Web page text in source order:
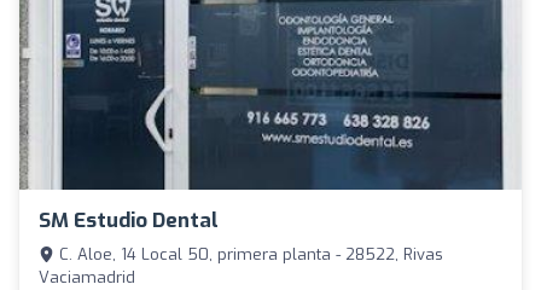
SM Estudio Dental
C. Aloe, 14 Local 50, primera planta - 28522, Rivas
Vaciamadrid